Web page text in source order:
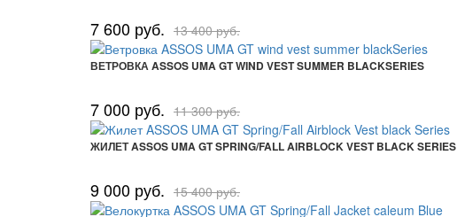
7 600 руб. 13 400 руб.
ВЕТРОВКА ASSOS UMA GT WIND VEST SUMMER BLACKSERIES
7 000 руб. 11 300 руб.
ЖИЛЕТ ASSOS UMA GT SPRING/FALL AIRBLOCK VEST BLACK SERIES
9 000 руб. 15 400 руб.